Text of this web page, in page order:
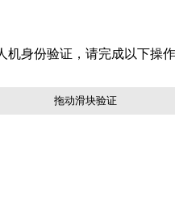
拖动滑块验证